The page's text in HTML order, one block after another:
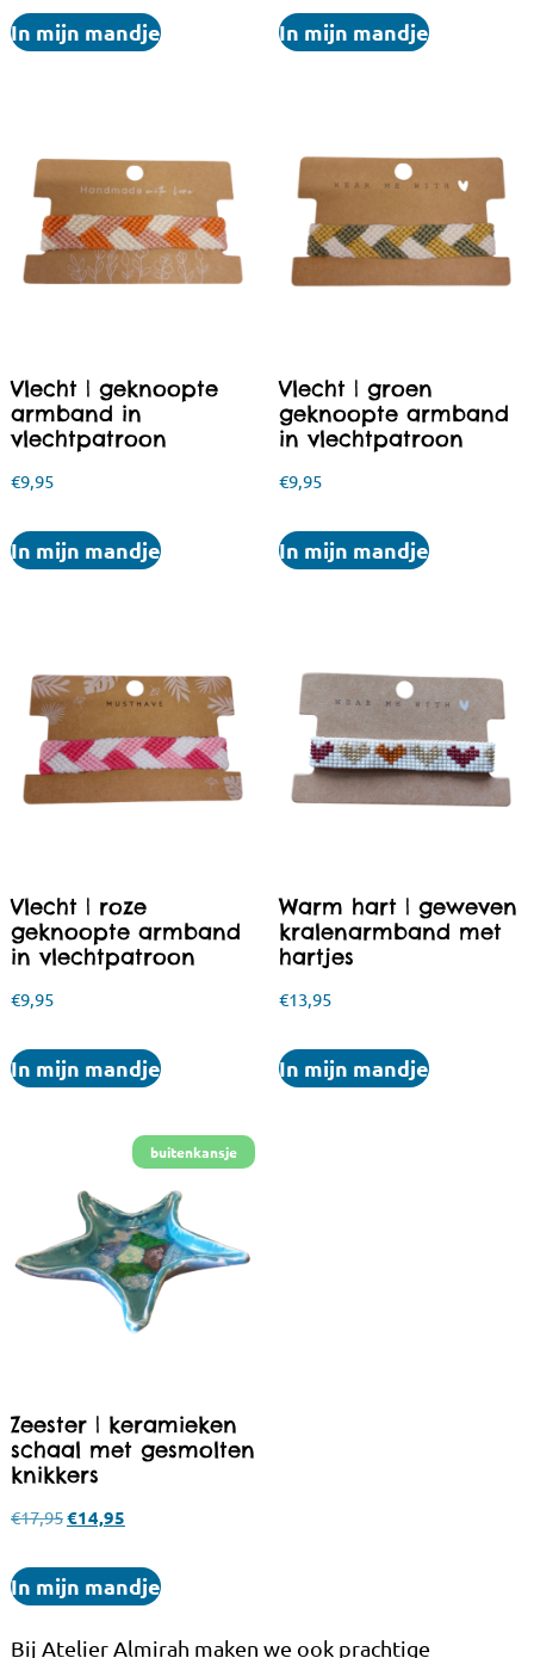
In mijn mandje In mijn mandje
Vlecht | geknoopte
armband in
vlechtpatroon
€9,95
In mijn mandje
Vlecht | groen
geknoopte armband
in vlechtpatroon
€9,95
In mijn mandje
Vlecht | roze
geknoopte armband
in vlechtpatroon
€9,95
In mijn mandje
Warm hart | geweven
kralenarmband met
hartjes
€13,95
In mijn mandje
Zeester | keramieken
schaal met gesmolten
knikkers
€17,95€14,95
In mijn mandje
Bij Atelier Almirah maken we ook prachtige